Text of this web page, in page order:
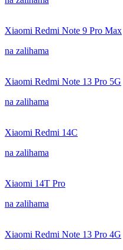
Xiaomi Redmi Note 9 Pro Max
na zalihama
Xiaomi Redmi Note 13 Pro 5G
na zalihama
Xiaomi Redmi 14C
na zalihama
Xiaomi 14T Pro
na zalihama
Xiaomi Redmi Note 13 Pro 4G